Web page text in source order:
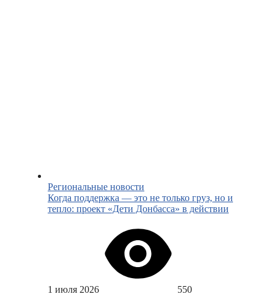
Региональные новости
Когда поддержка — это не только груз, но и
тепло: проект «Дети Донбасса» в действии
1 июля 2026 550